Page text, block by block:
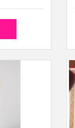
维赋能指